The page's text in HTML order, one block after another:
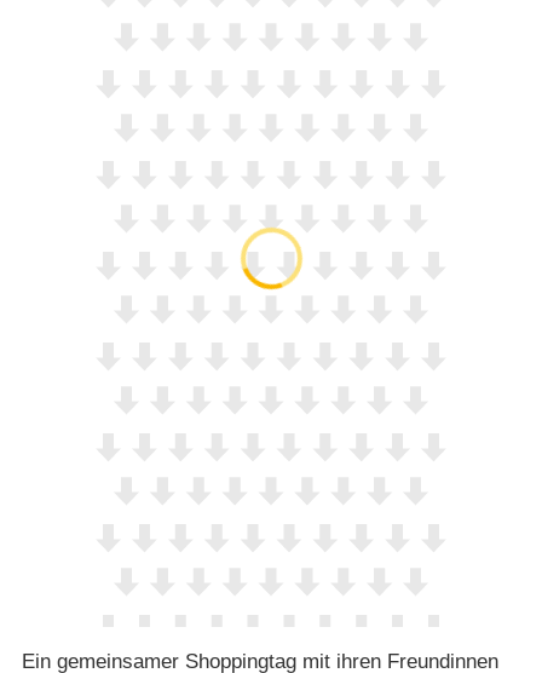
Ein gemeinsamer Shoppingtag mit ihren Freundinnen